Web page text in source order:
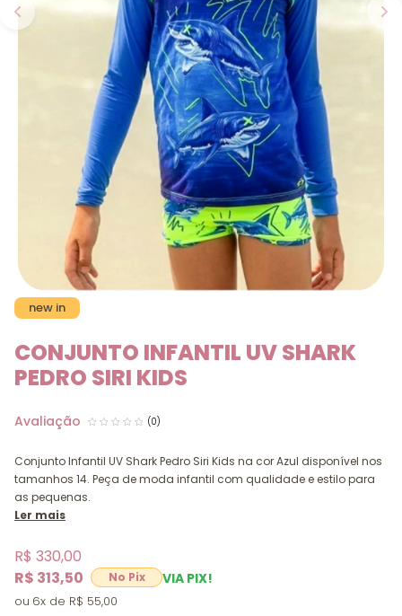
new in
CONJUNTO INFANTIL UV SHARK
PEDRO SIRI KIDS
(0)
Conjunto Infantil UV Shark Pedro Siri Kids na cor Azul disponível nos
tamanhos 14. Peça de moda infantil com qualidade e estilo para
as pequenas.
Ler mais
R$ 313,50 VIA PIX!
R$ 330,00
6x R$ 55,00